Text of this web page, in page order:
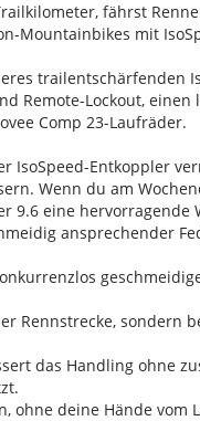
fährst
Mountainbikes mit
trailentschärfenden
Remote-Lockout,
Comp 23-Laufräder.
IsoSpeed-Entkoppler
Wenn du am
9.6 eine hervorragende
ansprechender
Rennstrecke, sondern
das Handling ohne
ohne deine Hände vom